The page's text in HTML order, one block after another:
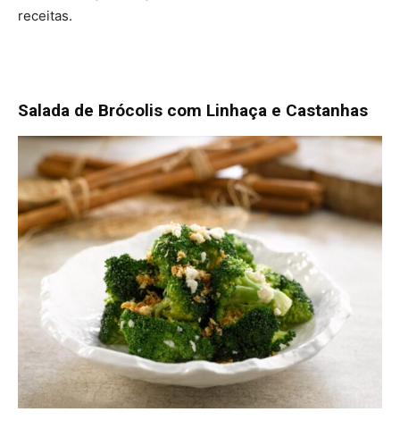
receitas.
Salada de Brócolis com Linhaça e Castanhas